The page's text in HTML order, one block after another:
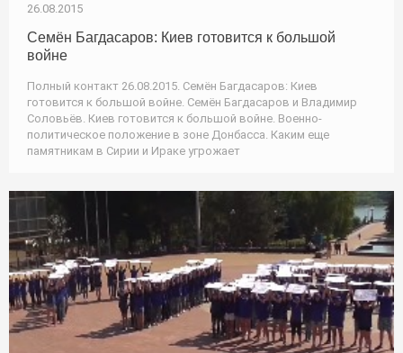
26.08.2015
Семён Багдасаров: Киев готовится к большой
войне
Полный контакт 26.08.2015. Семён Багдасаров: Киев
готовится к большой войне. Семён Багдасаров и Владимир
Соловьёв. Киев готовится к большой войне. Военно-
политическое положение в зоне Донбасса. Каким еще
памятникам в Сирии и Ираке угрожает